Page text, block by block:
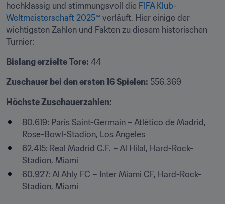
hochklassig und stimmungsvoll die FIFA Klub-
Weltmeisterschaft 2025™ verläuft. Hier einige der
wichtigsten Zahlen und Fakten zu diesem historischen
Turnier:
Bislang erzielte Tore: 44
Zuschauer bei den ersten 16 Spielen: 556.369
Höchste Zuschauerzahlen:
80.619: Paris Saint-Germain – Atlético de Madrid,
Rose-Bowl-Stadion, Los Angeles
62.415: Real Madrid C.F. – Al Hilal, Hard-Rock-
Stadion, Miami
60.927: Al Ahly FC – Inter Miami CF, Hard-Rock-
Stadion, Miami